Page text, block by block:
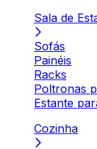
Sala de
Sofás
Painéis
Racks
Poltronas
Estante
Cozinha